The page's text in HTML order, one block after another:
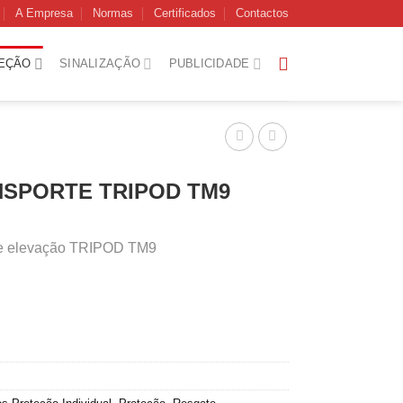
A Empresa Normas Certificados Contactos
SINALIZAÇÃO PUBLICIDADE
TRIPOD TM9
elevação TRIPOD TM9